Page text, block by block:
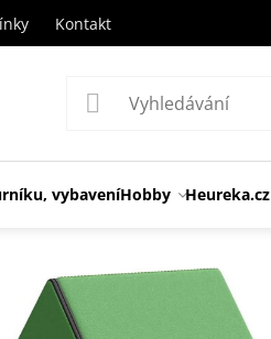
Kontakt
vybaveníHobby Heureka.cz